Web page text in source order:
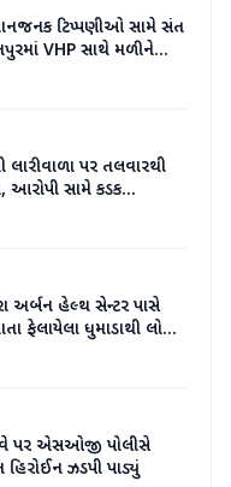
ટિપ્પણીઓ સામે સંત
VHP સાથે મળીને
આપ્યું
લારીવાળા પર તલવારથી
આરોપી સામે કડક
અર્બન હેલ્થ સેન્ટર પાસે
ફેલાયેલા ધુમાડાથી લોકો
પર એસઓજી પોલીસે
હિરોઈન ઝડપી પાડ્યું